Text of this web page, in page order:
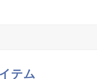
テム